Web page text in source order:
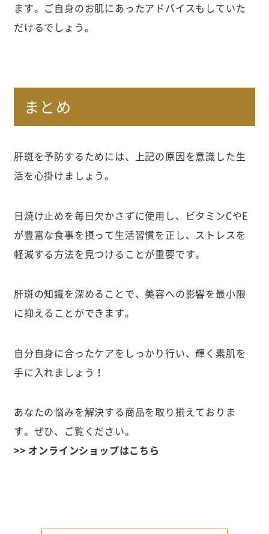
ます。ご自身のお肌にあったアドバイスもしていた
だけるでしょう。
まとめ
肝斑を予防するためには、上記の原因を意識した生
活を心掛けましょう。
日焼け止めを毎日欠かさずに使用し、ビタミンCやE
が豊富な食事を摂って生活習慣を正し、ストレスを
軽減する方法を見つけることが重要です。
肝斑の知識を深めることで、美容への影響を最小限
に抑えることができます。
自分自身に合ったケアをしっかり行い、輝く素肌を
手に入れましょう！
あなたの悩みを解決する商品を取り揃えておりま
す。ぜひ、ご覧ください。
>> オンラインショップはこちら